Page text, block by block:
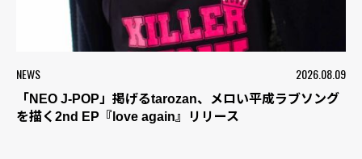
NEWS 2026.08.09
「NEO J-POP」掲げるtarozan、メロい平成ラブソング
を描く2nd EP『love again』リリース